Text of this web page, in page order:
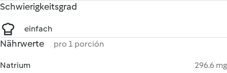
Schwierigkeitsgrad
einfach
Nährwerte pro 1 porción
Natrium
296.6 mg